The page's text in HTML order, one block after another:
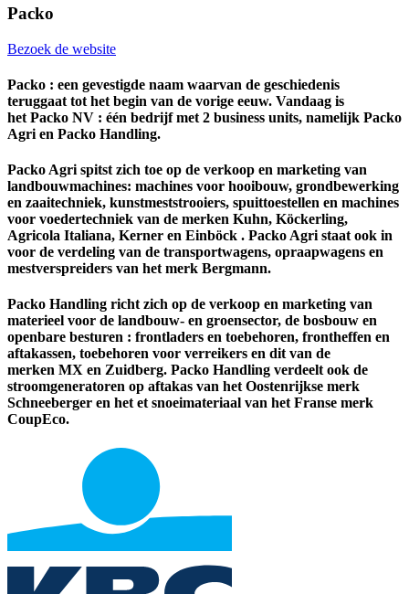
Packo
Bezoek de website
Packo : een gevestigde naam waarvan de geschiedenis
teruggaat tot het begin van de vorige eeuw. Vandaag is
het Packo NV : één bedrijf met 2 business units, namelijk Packo
Agri en Packo Handling.
Packo Agri spitst zich toe op de verkoop en marketing van
landbouwmachines: machines voor hooibouw, grondbewerking
en zaaitechniek, kunstmeststrooiers, spuittoestellen en machines
voor voedertechniek van de merken Kuhn, Köckerling,
Agricola Italiana, Kerner en Einböck . Packo Agri staat ook in
voor de verdeling van de transportwagens, opraapwagens en
mestverspreiders van het merk Bergmann.
Packo Handling richt zich op de verkoop en marketing van
materieel voor de landbouw- en groensector, de bosbouw en
openbare besturen : frontladers en toebehoren, frontheffen en
aftakassen, toebehoren voor verreikers en dit van de
merken MX en Zuidberg. Packo Handling verdeelt ook de
stroomgeneratoren op aftakas van het Oostenrijkse merk
Schneeberger en het et snoeimateriaal van het Franse merk
CoupEco.